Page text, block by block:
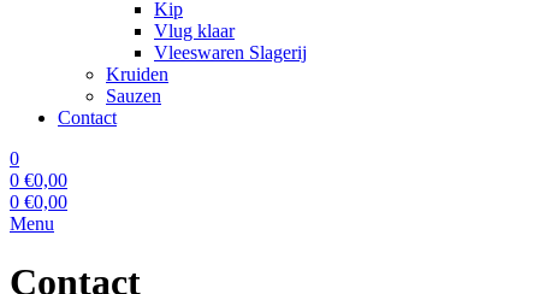
Kip
Vlug klaar
Vleeswaren Slagerij
Kruiden
Sauzen
Contact
0
0 €0,00
0 €0,00
Menu
Contact